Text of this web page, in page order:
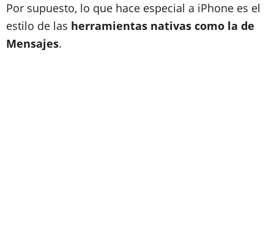
Por supuesto, lo que hace especial a iPhone es el
estilo de las herramientas nativas como la de
Mensajes.